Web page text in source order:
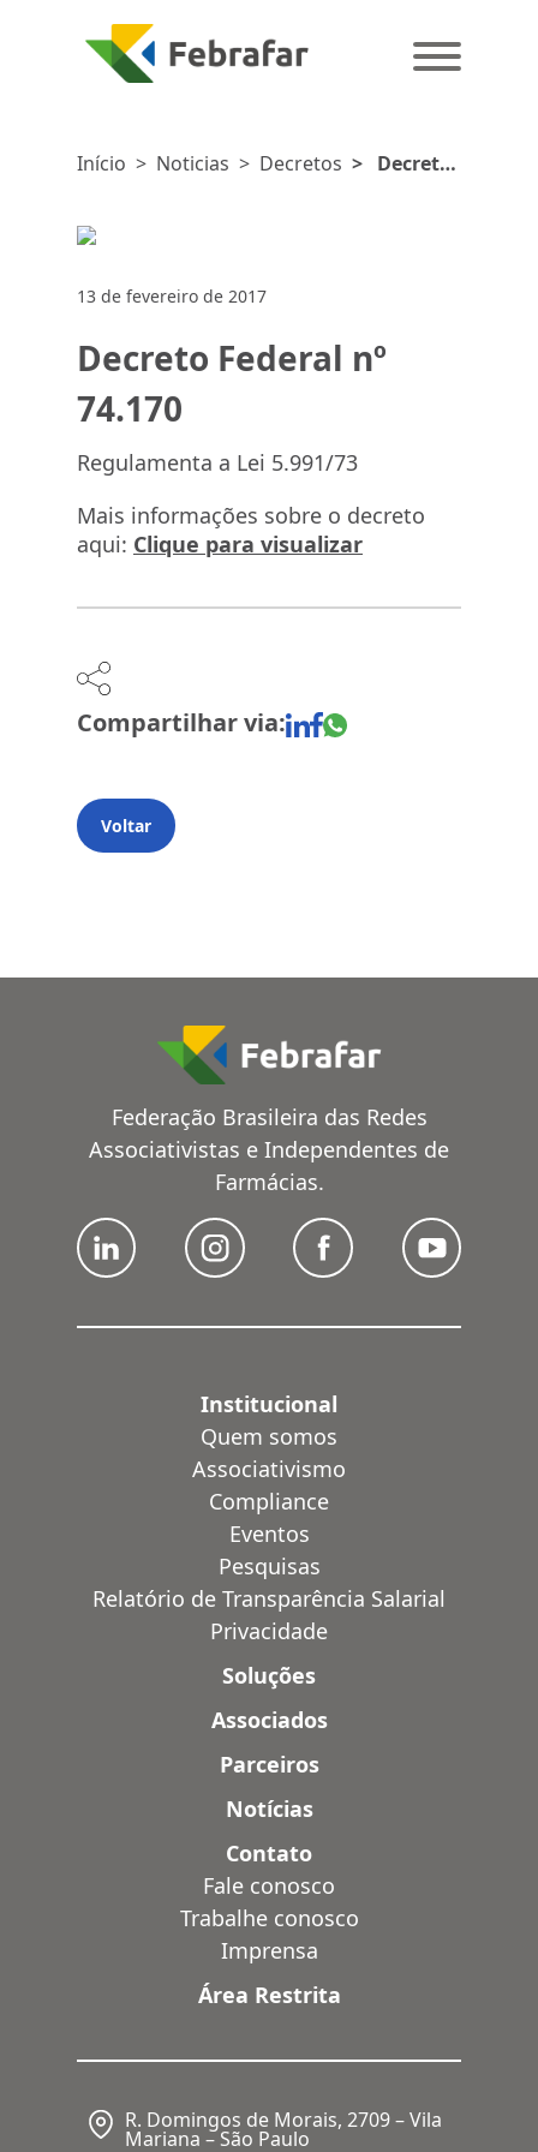
Início > Noticias > Decretos > Decreto
13 de fevereiro de 2017
Decreto Federal nº
74.170
Regulamenta a Lei 5.991/73
Mais informações sobre o decreto
aqui: Clique para visualizar
Compartilhar via:
Voltar
Federação Brasileira das Redes
Associativistas e Independentes de
Farmácias.
Institucional
Quem somos
Associativismo
Compliance
Eventos
Pesquisas
Relatório de Transparência Salarial
Privacidade
Soluções
Associados
Parceiros
Notícias
Contato
Fale conosco
Trabalhe conosco
Imprensa
Área Restrita
R. Domingos de Morais, 2709 – Vila
Mariana – São Paulo